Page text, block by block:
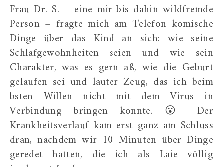
Frau Dr. S. – eine mir bis dahin wildfremde
Person – fragte mich am Telefon komische
Dinge über das Kind an sich: wie seine
Schlafgewohnheiten seien und wie sein
Charakter, was es gern aß, wie die Geburt
gelaufen sei und lauter Zeug, das ich beim
bsten Willen nicht mit dem Virus in
Verbindung bringen konnte. 😮 Der
Krankheitsverlauf kam erst ganz am Schluss
dran, nachdem wir 10 Minuten über Dinge
geredet hatten, die ich als Laie völlig